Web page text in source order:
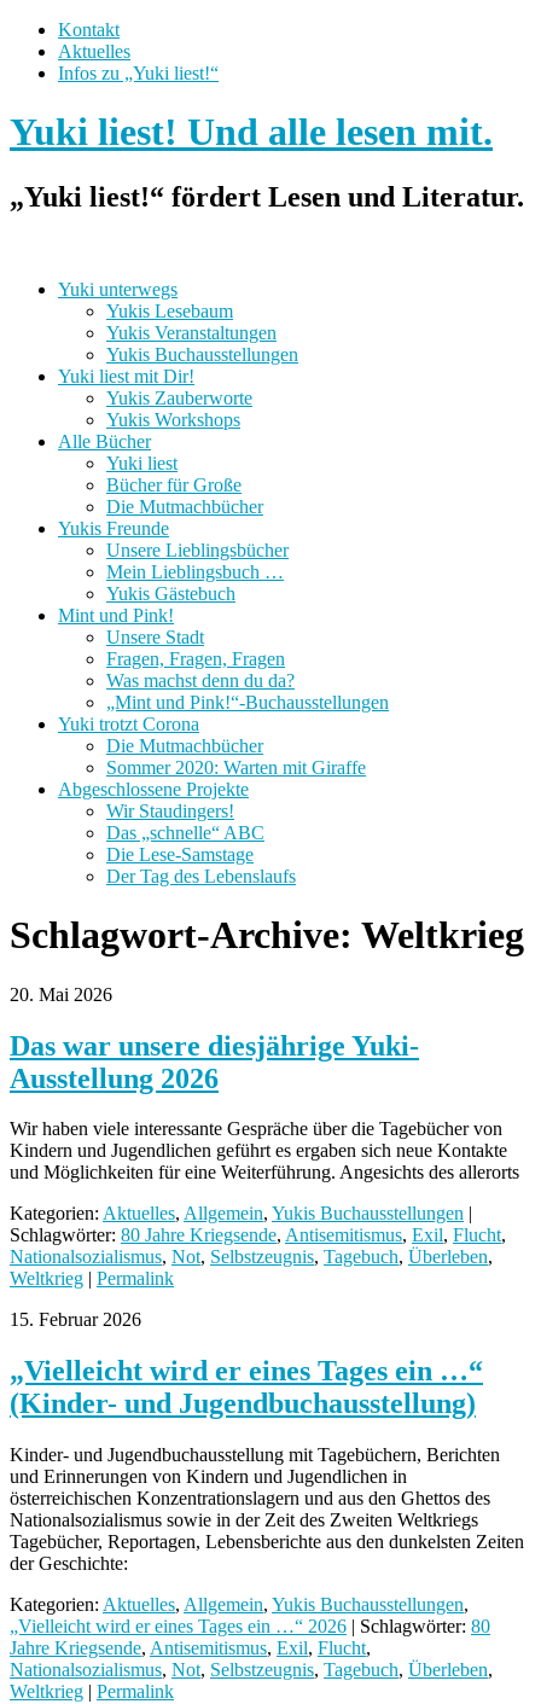
Kontakt
Aktuelles
Infos zu „Yuki liest!“
Yuki liest! Und alle lesen mit.
„Yuki liest!“ fördert Lesen und Literatur.
Yuki unterwegs
Yukis Lesebaum
Yukis Veranstaltungen
Yukis Buchausstellungen
Yuki liest mit Dir!
Yukis Zauberworte
Yukis Workshops
Alle Bücher
Yuki liest
Bücher für Große
Die Mutmachbücher
Yukis Freunde
Unsere Lieblingsbücher
Mein Lieblingsbuch …
Yukis Gästebuch
Mint und Pink!
Unsere Stadt
Fragen, Fragen, Fragen
Was machst denn du da?
„Mint und Pink!“-Buchausstellungen
Yuki trotzt Corona
Die Mutmachbücher
Sommer 2020: Warten mit Giraffe
Abgeschlossene Projekte
Wir Staudingers!
Das „schnelle“ ABC
Die Lese-Samstage
Der Tag des Lebenslaufs
Schlagwort-Archive: Weltkrieg
20. Mai 2026
Das war unsere diesjährige Yuki-
Ausstellung 2026
Wir haben viele interessante Gespräche über die Tagebücher von
Kindern und Jugendlichen geführt es ergaben sich neue Kontakte
und Möglichkeiten für eine Weiterführung. Angesichts des allerorts
Kategorien: Aktuelles, Allgemein, Yukis Buchausstellungen
Schlagwörter: 80 Jahre Kriegsende, Antisemitismus, Exil, Flucht,
Nationalsozialismus, Not, Selbstzeugnis, Tagebuch, Überleben,
Weltkrieg
Permalink
15. Februar 2026
„Vielleicht wird er eines Tages ein …“
(Kinder- und Jugendbuchausstellung)
Kinder- und Jugendbuchausstellung mit Tagebüchern, Berichten
und Erinnerungen von Kindern und Jugendlichen in
österreichischen Konzentrationslagern und aus den Ghettos des
Nationalsozialismus sowie in der Zeit des Zweiten Weltkriegs
Tagebücher, Reportagen, Lebensberichte aus den dunkelsten Zeiten
der Geschichte:
Kategorien: Aktuelles, Allgemein, Yukis Buchausstellungen,
„Vielleicht wird er eines Tages ein …“ 2026 | Schlagwörter: 80
Jahre Kriegsende, Antisemitismus, Exil, Flucht,
Nationalsozialismus, Not, Selbstzeugnis, Tagebuch, Überleben,
Weltkrieg | Permalink